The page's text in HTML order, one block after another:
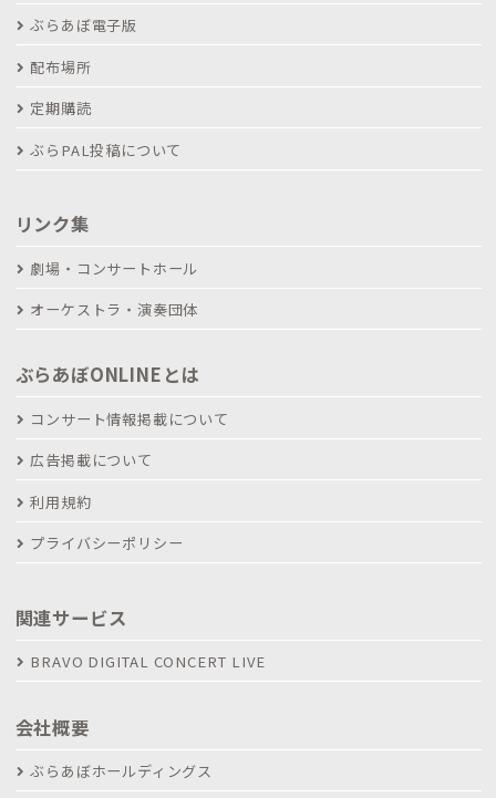
ぶらあぼ電子版
配布場所
定期購読
ぶらPAL投稿について
リンク集
劇場・コンサートホール
オーケストラ・演奏団体
ぶらあぼONLINEとは
コンサート情報掲載について
広告掲載について
利用規約
プライバシーポリシー
関連サービス
BRAVO DIGITAL CONCERT LIVE
会社概要
ぶらあぼホールディングス